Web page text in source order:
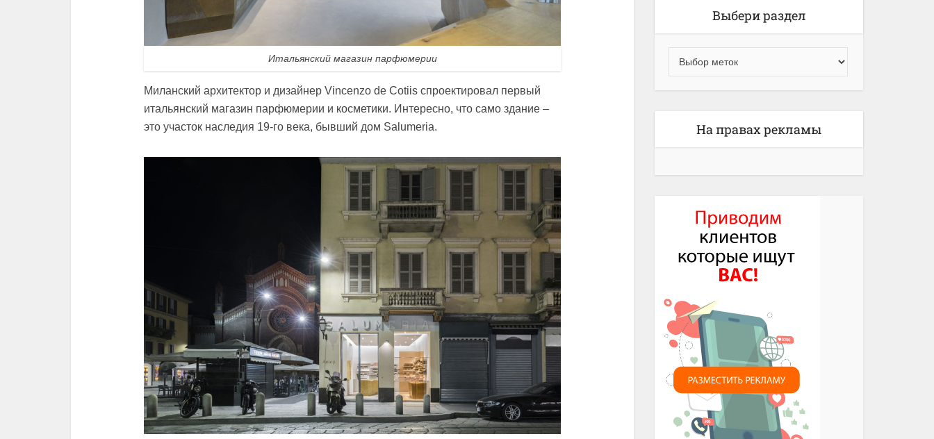
Итальянский магазин парфюмерии
Миланский архитектор и дизайнер Vincenzo de Cotiis спроектировал первый
итальянский магазин парфюмерии и косметики. Интересно, что само здание –
это участок наследия 19-го века, бывший дом Salumeria.
Выбери раздел
На правах рекламы